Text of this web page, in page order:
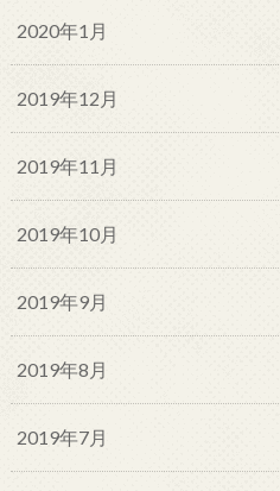
2020年1月
2019年12月
2019年11月
2019年10月
2019年9月
2019年8月
2019年7月